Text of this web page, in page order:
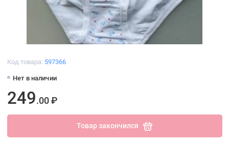
Код товара: 597366
Нет в наличии
249.00 ₽
Товар закончился